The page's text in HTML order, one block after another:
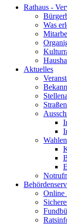
Rathaus -
Was
Aktuelles
Online